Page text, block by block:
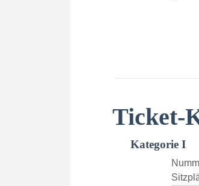
Ticket-
Kategorie I